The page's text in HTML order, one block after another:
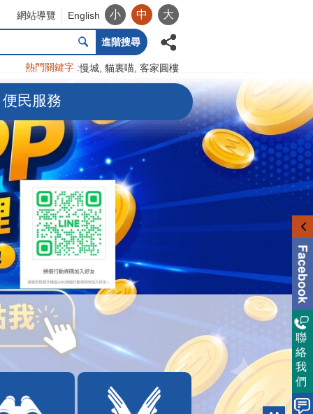
網站導覽 English 小 中 大
進階搜尋
熱門關鍵字 慢城 貓裏喵 客家圓樓
便民服務
聯
絡
我
們